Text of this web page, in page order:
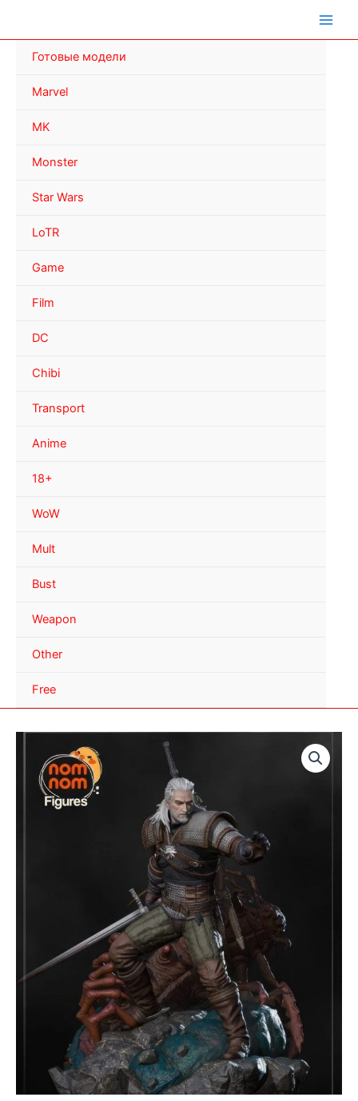
Готовые модели
Marvel
MK
Monster
Star Wars
LoTR
Game
Film
DC
Chibi
Transport
Anime
18+
WoW
Mult
Bust
Weapon
Other
Free